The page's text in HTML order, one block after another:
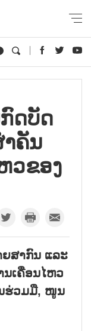
ດບັດ
ຄັນ
ວຂອງ
ຍສາກົນ ແລະ
ເຄື່ອນໄຫວ
ຮ່ວມມື, ໜູນ